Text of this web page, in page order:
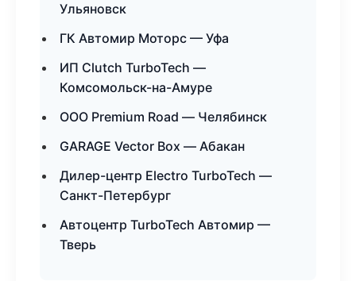
Ульяновск
ГК Автомир Моторс — Уфа
ИП Clutch TurboTech —
Комсомольск-на-Амуре
ООО Premium Road — Челябинск
GARAGE Vector Box — Абакан
Дилер-центр Electro TurboTech —
Санкт-Петербург
Автоцентр TurboTech Автомир —
Тверь